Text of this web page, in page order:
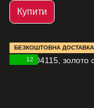
Купити
БЕЗКОШТОВНА ДОСТАВКА
12